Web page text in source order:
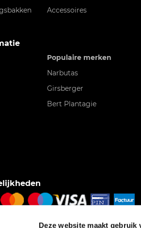
Deze website maakt gebruik
Accessoires
Populaire merken
Narbutas
Girsberger
Bert Plantagie